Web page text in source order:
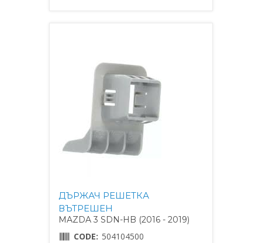
ДЪРЖАЧ РЕШЕТКА
ВЪТРЕШЕН
MAZDA 3 SDN-HB (2016 - 2019)
CODE: 504104500